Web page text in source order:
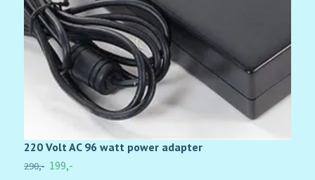
220 Volt AC 96 watt power adapter
290,- 199,-